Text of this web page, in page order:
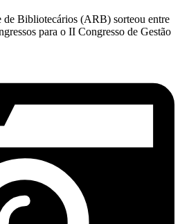
de Bibliotecários (ARB) sorteou entre
para o II Congresso de Gestão